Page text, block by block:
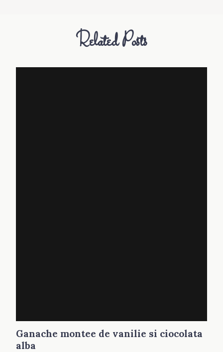
Related Posts
Ganache montee de vanilie si ciocolata
alba